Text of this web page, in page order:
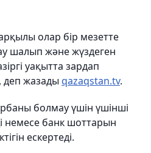
олар бір мезетте
шалып және жүздеген
уақытта зардап
деп жазады qazaqstan.tv.
болмау үшін үшінші
немесе банк шоттарын
ескертеді.